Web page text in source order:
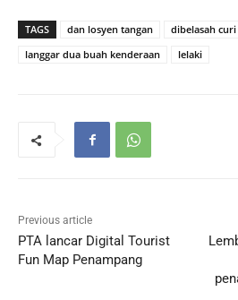
TAGS dan losyen tangan
dibelasah
langgar dua buah kenderaan
lelaki
Previous article
PTA lancar Digital Tourist
Fun Map Penampang